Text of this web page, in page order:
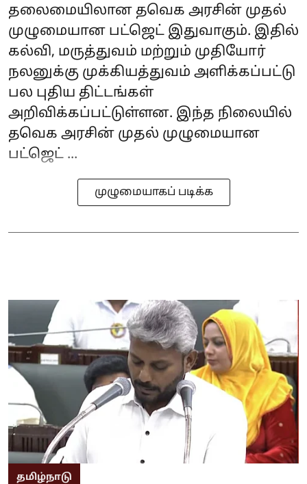
தலைமையிலான தவெக அரசின் முதல்
முழுமையான பட்ஜெட் இதுவாகும். இதில்
கல்வி, மருத்துவம் மற்றும் முதியோர்
நலனுக்கு முக்கியத்துவம் அளிக்கப்பட்டு
பல புதிய திட்டங்கள்
அறிவிக்கப்பட்டுள்ளன. இந்த நிலையில்
தவெக அரசின் முதல் முழுமையான
பட்ஜெட் ...
முழுமையாகப் படிக்க
தமிழ்நாடு